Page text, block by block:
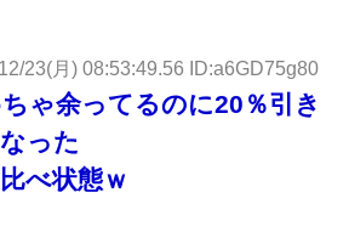
23(月) 08:53:49.56 ID:a6GD75g80
ゃ余ってるのに20％引き
った
べ状態ｗ